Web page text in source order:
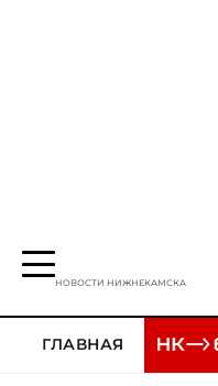
НОВОСТИ НИЖНЕКАМСКА
ГЛАВНАЯ